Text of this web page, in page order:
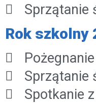
Sprzątanie
Rok szkolny
Sprzątanie
Spotkanie